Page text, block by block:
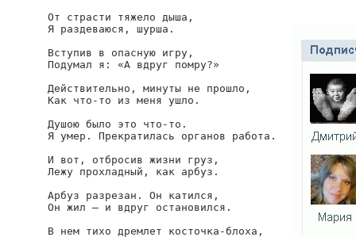
От страсти тяжело дыша,
Я раздеваюся, шурша.
Вступив в опасную игру,
Подумал я: «А вдруг помру?»
Действительно, минуты не прошло,
Как что-то из меня ушло.
Душою было это что-то.
Я умер. Прекратилась органов работа.
И вот, отбросив жизни груз,
Лежу прохладный, как арбуз.
Арбуз разрезан. Он катился,
Он жил — и вдруг остановился.
В нем тихо дремлет косточка-блоха,